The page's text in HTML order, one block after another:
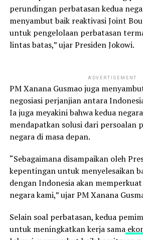
perundingan perbatasan kedua
menyambut baik reaktivasi Joint
untuk pengelolaan perbatasan
lintas batas,” ujar Presiden Jokowi.
ADVERTISEMENT
PM Xanana Gusmao juga
negosiasi perjanjian antara
Ia juga meyakini bahwa kedua
mendapatkan solusi dari persoalan
negara di masa depan.
“Sebagaimana disampaikan oleh
kepentingan untuk menyelesaikan
dengan Indonesia akan
negara kami,” ujar PM Xanana
Selain soal perbatasan, kedua
untuk meningkatkan kerja sama